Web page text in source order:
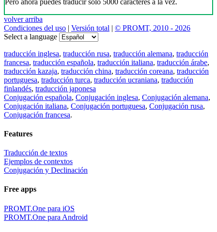
volver arriba
Condiciones del uso | Versión total | © PROMT, 2010 - 2026
Select a language
traducción inglesa, traducción rusa, traducción alemana, traducción
francesa, traducción española, traducción italiana, traducción árabe,
traducción kazaja, traducción china, traducción coreana, traducción
portuguesa, traducción turca, traducción ucraniana, traducción
finlandés, traducción japonesa
Conjugación española, Conjugación inglesa, Conjugación alemana,
Conjugación italiana, Conjugación portuguesa, Conjugación rusa,
Conjugación francesa.
Features
Traducción de textos
Ejemplos de contextos
Conjugación y Declinación
Free apps
PROMT.One para iOS
PROMT.One para Android